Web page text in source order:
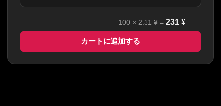
100 × 2.31 ¥ = 231 ¥
カートに追加する